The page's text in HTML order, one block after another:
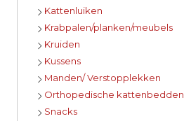
Kattenluiken
Krabpalen/planken/meubels
Kruiden
Kussens
Manden/ Verstopplekken
Orthopedische kattenbedden
Snacks